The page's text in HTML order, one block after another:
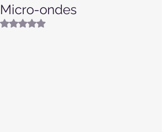
Micro-ondes
Noté NaN étoiles sur 5.